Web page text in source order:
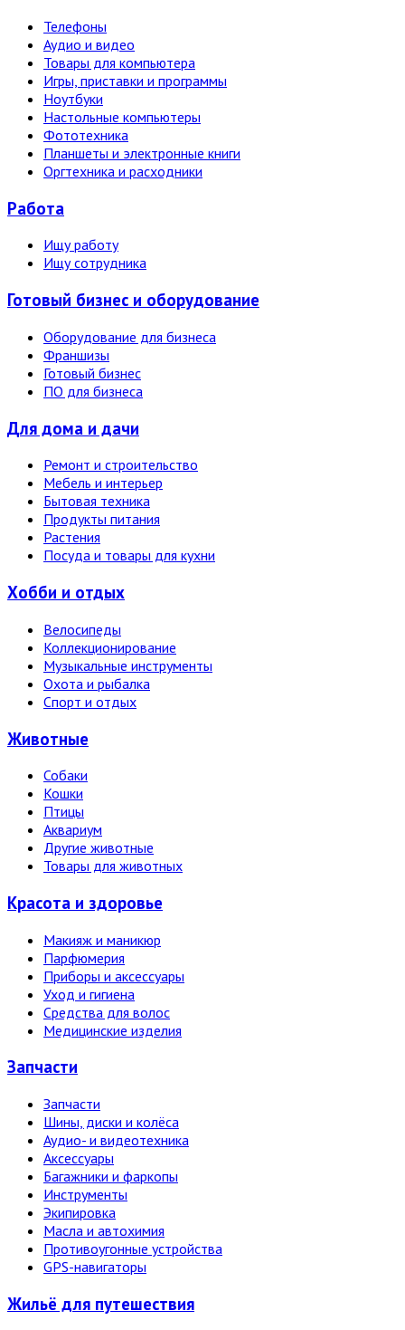
Телефоны
Аудио и видео
Товары для компьютера
Игры, приставки и программы
Ноутбуки
Настольные компьютеры
Фототехника
Планшеты и электронные книги
Оргтехника и расходники
Работа
Ищу работу
Ищу сотрудника
Готовый бизнес и оборудование
Оборудование для бизнеса
Франшизы
Готовый бизнес
ПО для бизнеса
Для дома и дачи
Ремонт и строительство
Мебель и интерьер
Бытовая техника
Продукты питания
Растения
Посуда и товары для кухни
Хобби и отдых
Велосипеды
Коллекционирование
Музыкальные инструменты
Охота и рыбалка
Спорт и отдых
Животные
Собаки
Кошки
Птицы
Аквариум
Другие животные
Товары для животных
Красота и здоровье
Макияж и маникюр
Парфюмерия
Приборы и аксессуары
Уход и гигиена
Средства для волос
Медицинские изделия
Запчасти
Запчасти
Шины, диски и колёса
Аудио- и видеотехника
Аксессуары
Багажники и фаркопы
Инструменты
Экипировка
Масла и автохимия
Противоугонные устройства
GPS-навигаторы
Жильё для путешествия